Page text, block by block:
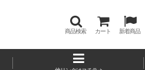
商品検索 カート 新着商品